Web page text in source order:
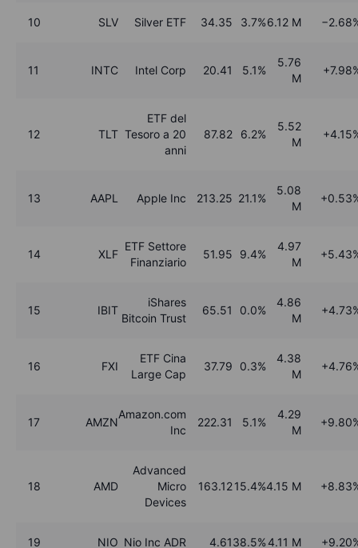
10 SLV Silver ETF 34.35 3.7%6.12 M
11 INTC Intel Corp 20.41 5.1%
5.76
M
12 TLT
ETF del
Tesoro a 20
anni
87.82 6.2%
5.52
M
13 AAPL Apple Inc 213.25 21.1%
5.08
M
14 XLF
ETF Settore
Finanziario
51.95 9.4%
4.97
M
15 IBIT
iShares
Bitcoin Trust
65.51 0.0%
4.86
M
16 FXI
ETF Cina
Large Cap
37.79 0.3%
4.38
M
17 AMZN
Amazon.com
Inc
222.31 5.1%
4.29
M
18 AMD
Advanced
Micro
Devices
163.1215.4%4.15 M
19 NIO Nio Inc ADR 4.6138.5%4.11 M